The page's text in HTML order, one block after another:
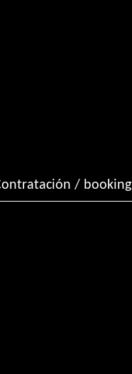
Contratación / booking